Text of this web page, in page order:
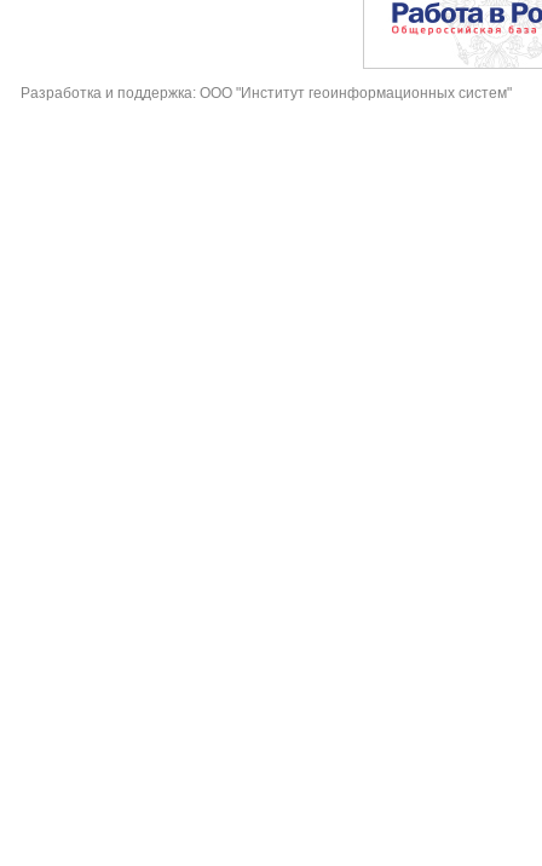
Разработка и поддержка: ООО "Институт геоинформационных систем"